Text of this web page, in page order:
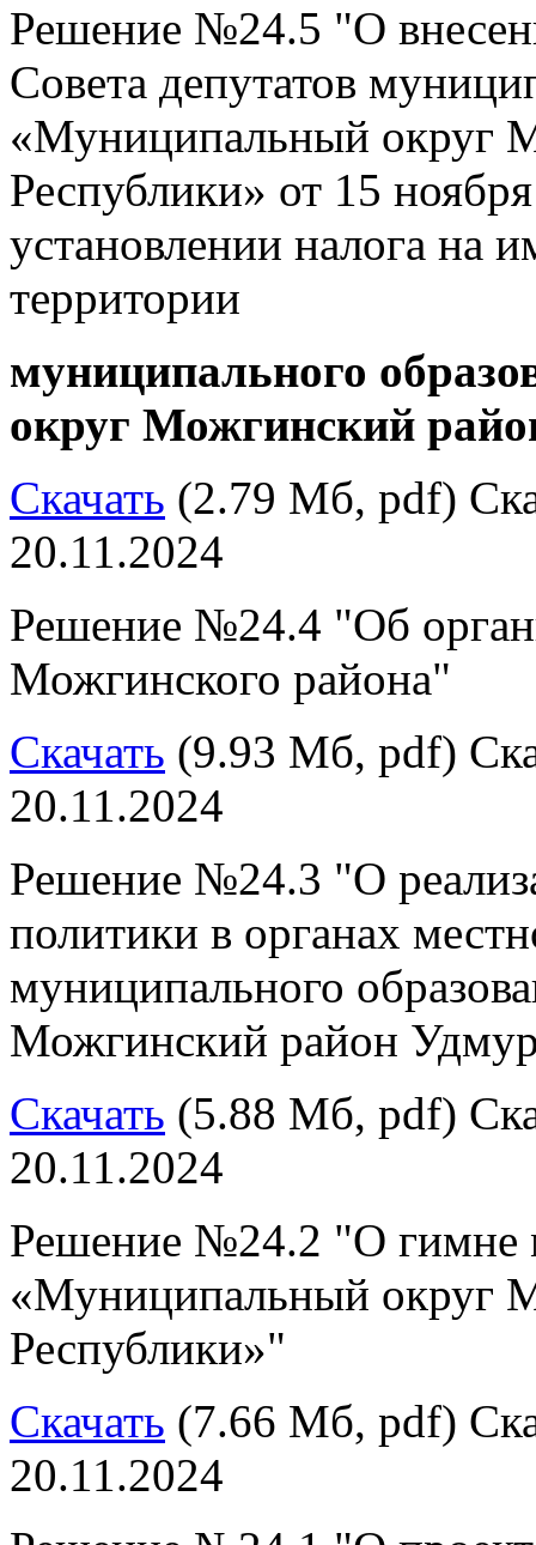
Решение №24.5 "О
Совета депутатов
«Муниципальный округ
Республики» от 15
установлении налога на
территории
муниципального
округ Можгинский
Скачать (2.79 Мб, pdf)
20.11.2024
Решение №24.4 "Об
Можгинского района"
Скачать (9.93 Мб, pdf)
20.11.2024
Решение №24.3 "О
политики в органах
муниципального
Можгинский район
Скачать (5.88 Мб, pdf)
20.11.2024
Решение №24.2 "О гимне
«Муниципальный округ
Республики»"
Скачать (7.66 Мб, pdf)
20.11.2024